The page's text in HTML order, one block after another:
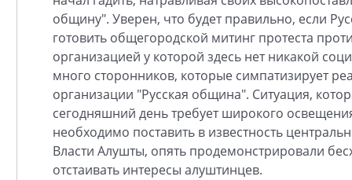
общину". Уверен, что будет правильно, если
готовить общегородской митинг протеста
организацией у которой здесь нет никакой
много сторонников, которые симпатизирует
организации "Русская община". Ситуация,
сегодняшний день требует широкого
необходимо поставить в известность
Власти Алушты, опять продемонстрировали
отстаивать интересы алуштинцев.